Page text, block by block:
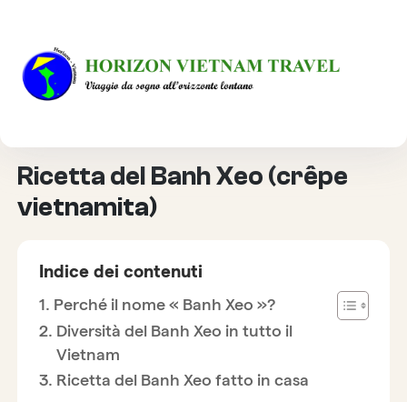
HOME
CULTURA
Ricetta del Banh Xeo (crêpe
vietnamita)
Indice dei contenuti
Perché il nome « Banh Xeo »?
Diversità del Banh Xeo in tutto il
Vietnam
Ricetta del Banh Xeo fatto in casa